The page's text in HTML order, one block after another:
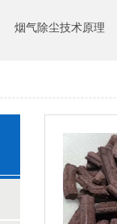
烟气除尘技术原理